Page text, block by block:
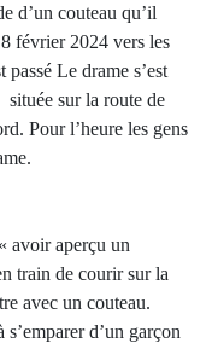
d’un couteau qu’il
février 2024 vers les
passé Le drame s’est
sur la route de
Pour l’heure les gens
avoir aperçu un
train de courir sur la
avec un couteau.
d’un garçon